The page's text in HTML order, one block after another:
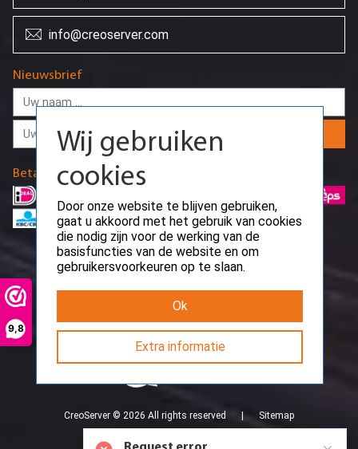
info@creoserver.com
Nieuwsbrief
CreoServer © 2026 All rights reserved Sitemap
Betaalmethodes
Wij gebruiken
cookies
gaat u akkoord met het gebruik van cookies
die nodig zijn voor de werking van de
basisfuncties van de website en om
gebruikersvoorkeuren op te slaan.
Ok
Extra informatie
Request error
Path: /api/public/work-time